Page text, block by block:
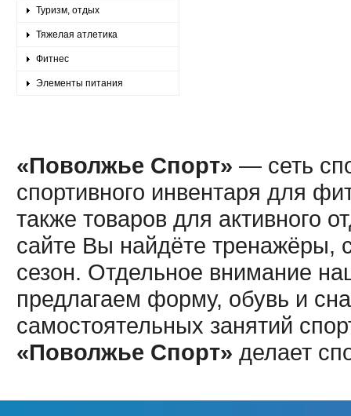
Туризм, отдых
Тяжелая атлетика
Фитнес
Элементы питания
«Поволжье Спорт» — сеть
спортивного инвентаря для
также товаров для активного
сайте Вы найдёте тренажёры,
сезон. Отдельное внимание
предлагаем форму, обувь и
самостоятельных занятий
«Поволжье Спорт» делает